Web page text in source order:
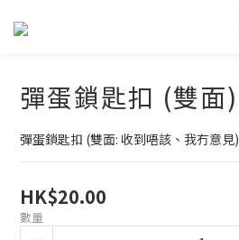
彈蛋鎖匙扣 (雙面)
彈蛋鎖匙扣 (雙面: 收到唔該、我冇意見)
HK$20.00
數量